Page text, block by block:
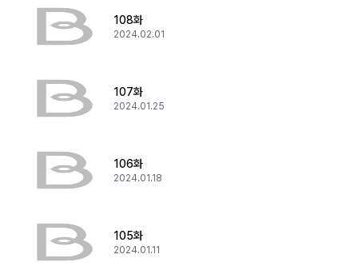
108화
2024.02.01
107화
2024.01.25
106화
2024.01.18
105화
2024.01.11